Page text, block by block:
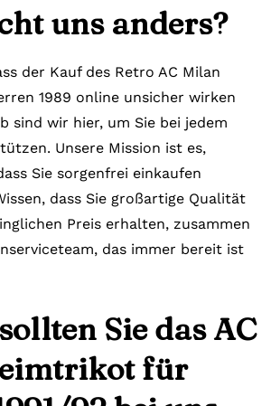
uns anders?
der Kauf des Retro AC Milan
1989 online unsicher wirken
sind wir hier, um Sie bei jedem
Unsere Mission ist es,
Sie sorgenfrei einkaufen
dass Sie großartige Qualität
Preis erhalten, zusammen
das immer bereit ist
Sie das AC
für